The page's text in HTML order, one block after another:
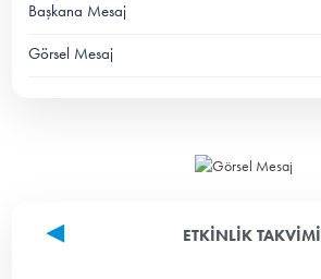
Başkana Mesaj
Görsel Mesaj
ETKINLIK TAKVIMI